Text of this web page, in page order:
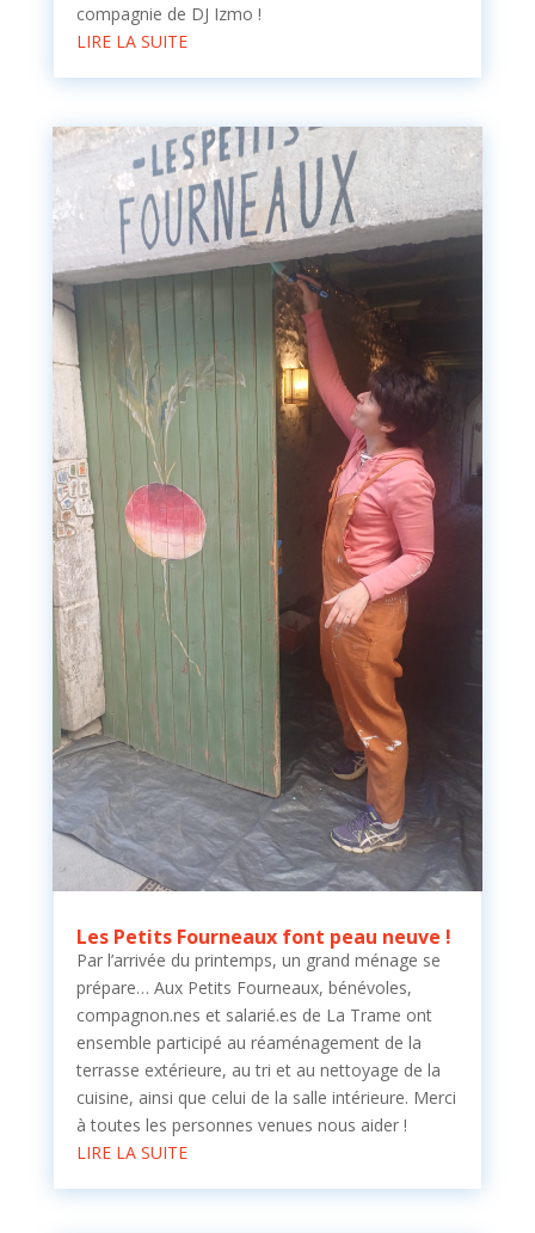
compagnie de DJ Izmo !
LIRE LA SUITE
Les Petits Fourneaux font peau neuve !
Par l’arrivée du printemps, un grand ménage se
prépare… Aux Petits Fourneaux, bénévoles,
compagnon.nes et salarié.es de La Trame ont
ensemble participé au réaménagement de la
terrasse extérieure, au tri et au nettoyage de la
cuisine, ainsi que celui de la salle intérieure. Merci
à toutes les personnes venues nous aider !
LIRE LA SUITE